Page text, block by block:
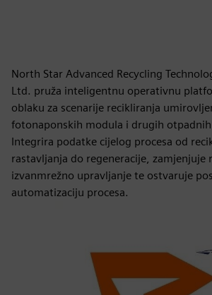
North Star Advanced Recycling
Ltd. pruža inteligentnu operativnu
oblaku za scenarije recikliranja
fotonaponskih modula i drugih
Integrira podatke cijelog procesa od
rastavljanja do regeneracije, zamjenjuje
izvanmrežno upravljanje te ostvaruje
automatizaciju procesa.